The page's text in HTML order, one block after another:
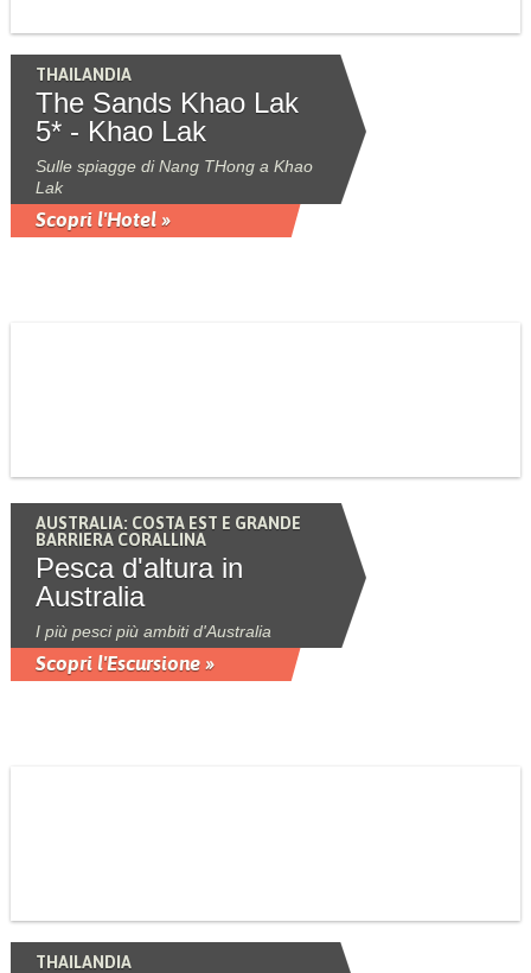
THAILANDIA
The Sands Khao Lak
5* - Khao Lak
Sulle spiagge di Nang THong a Khao
Lak
Scopri l'Hotel »
AUSTRALIA: COSTA EST E GRANDE
BARRIERA CORALLINA
Pesca d'altura in
Australia
I più pesci più ambiti d'Australia
Scopri l'Escursione »
THAILANDIA